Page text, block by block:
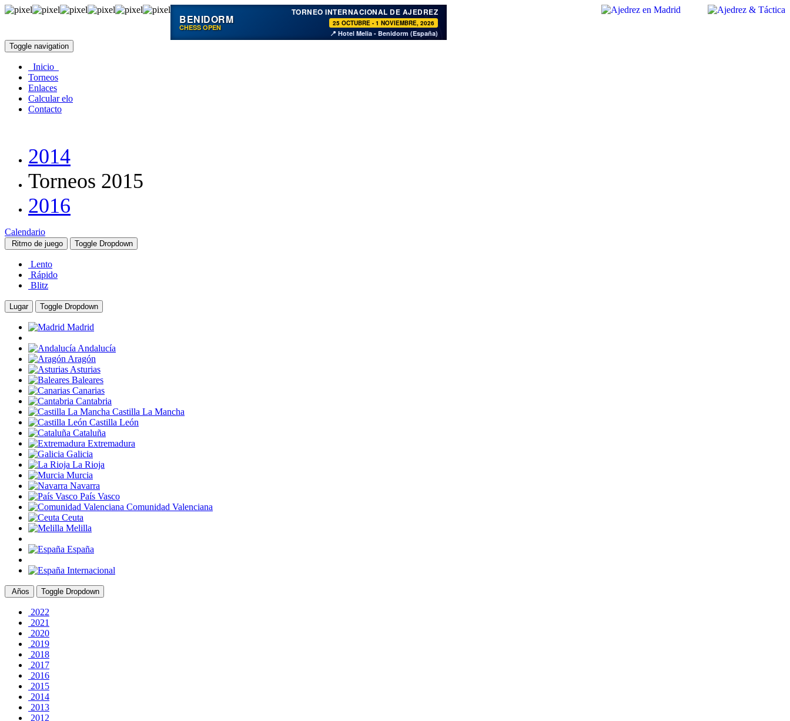
♞
BENIDORM
CHESS OPEN
TORNEO INTERNACIONAL DE AJEDREZ
25 OCTUBRE - 1 NOVIEMBRE, 2026
📍 Hotel Melia - Benidorm (España)
Toggle navigation
Inicio
Torneos
Enlaces
Calcular elo
Contacto
2014
Torneos 2015
2016
Calendario
Ritmo de juego Toggle Dropdown
Lento
Rápido
Blitz
Lugar Toggle Dropdown
Madrid
Andalucía
Aragón
Asturias
Baleares
Canarias
Cantabria
Castilla La Mancha
Castilla León
Cataluña
Extremadura
Galicia
La Rioja
Murcia
Navarra
País Vasco
Comunidad Valenciana
Ceuta
Melilla
España
Internacional
Años Toggle Dropdown
2022
2021
2020
2019
2018
2017
2016
2015
2014
2013
2012